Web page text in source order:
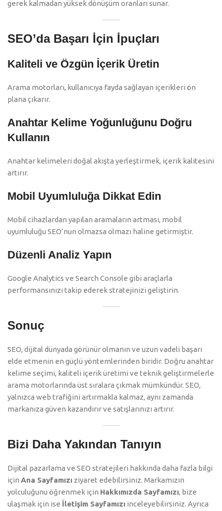
gerek kalmadan yüksek dönüşüm oranları sunar.
SEO’da Başarı İçin İpuçları
Kaliteli ve Özgün İçerik Üretin
Arama motorları, kullanıcıya fayda sağlayan içerikleri ön
plana çıkarır.
Anahtar Kelime Yoğunluğunu Doğru
Kullanın
Anahtar kelimeleri doğal akışta yerleştirmek, içerik kalitesini
artırır.
Mobil Uyumluluğa Dikkat Edin
Mobil cihazlardan yapılan aramaların artması, mobil
uyumluluğu SEO’nun olmazsa olmazı haline getirmiştir.
Düzenli Analiz Yapın
Google Analytics ve Search Console gibi araçlarla
performansınızı takip ederek stratejinizi geliştirin.
Sonuç
SEO, dijital dünyada görünür olmanın ve uzun vadeli başarı
elde etmenin en güçlü yöntemlerinden biridir. Doğru anahtar
kelime seçimi, kaliteli içerik üretimi ve teknik geliştirmelerle
arama motorlarında üst sıralara çıkmak mümkündür. SEO,
yalnızca web trafiğini artırmakla kalmaz, aynı zamanda
markanıza güven kazandırır ve satışlarınızı artırır.
Bizi Daha Yakından Tanıyın
Dijital pazarlama ve SEO stratejileri hakkında daha fazla bilgi
için Ana Sayfamızı ziyaret edebilirsiniz. Markamızın
yolculuğunu öğrenmek için Hakkımızda Sayfamızı, bize
ulaşmak için ise İletişim Sayfamızı inceleyebilirsiniz. Ayrıca